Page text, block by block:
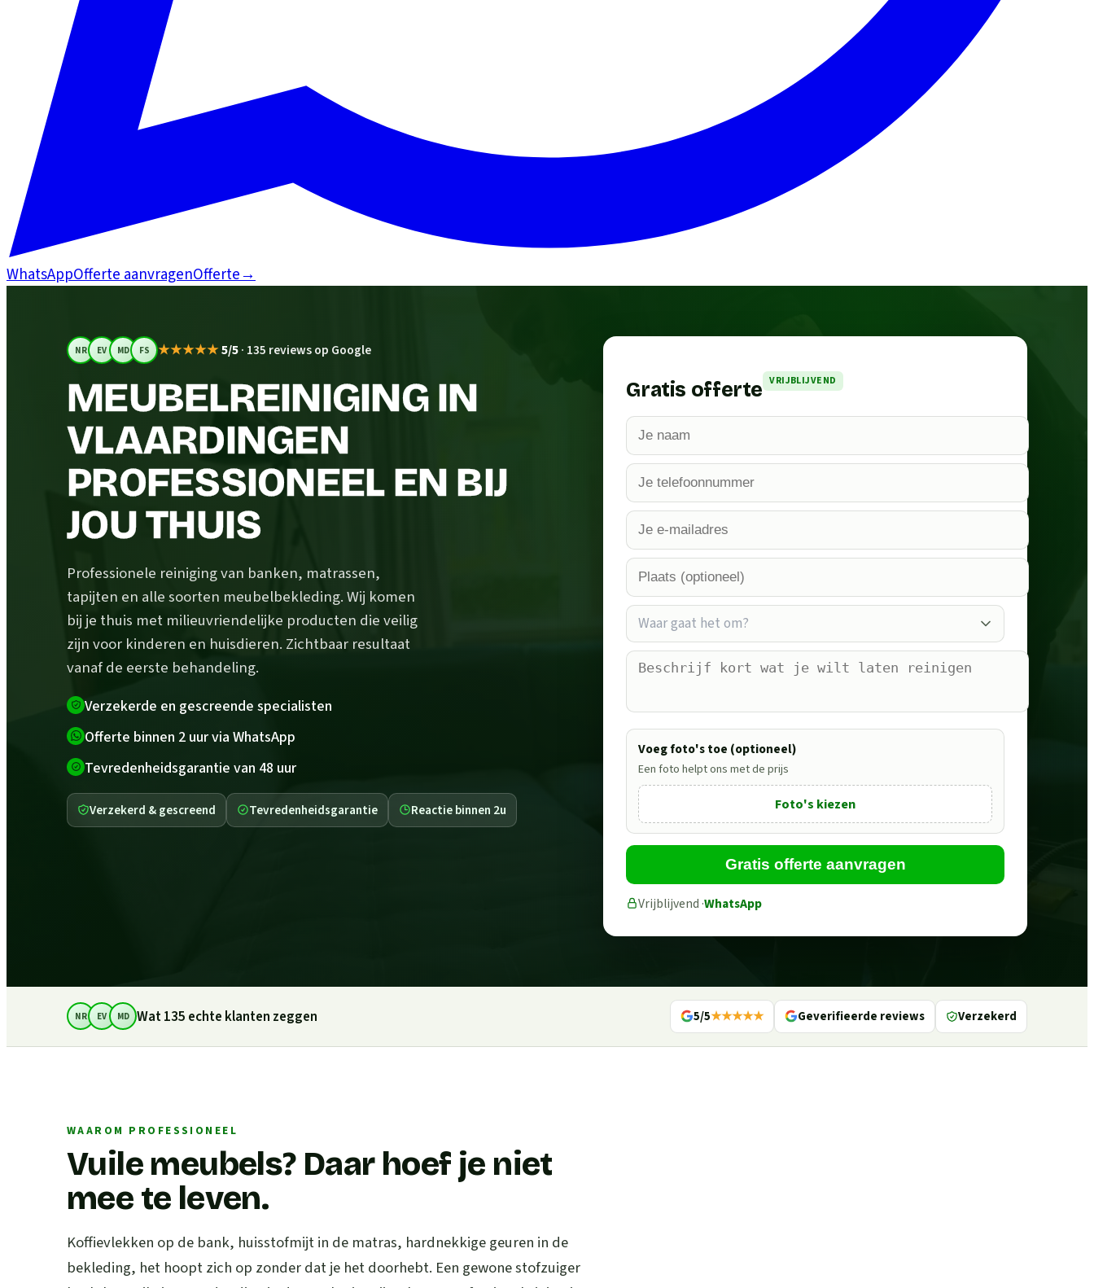
WhatsAppOfferte aanvragenOfferte→
NR EV MD FS ★★★★★5/5· 135 reviews op Google
MEUBELREINIGING IN
VLAARDINGEN
PROFESSIONEEL EN BIJ
JOU THUIS
Professionele reiniging van banken, matrassen,
tapijten en alle soorten meubelbekleding. Wij komen
bij je thuis met milieuvriendelijke producten die veilig
zijn voor kinderen en huisdieren. Zichtbaar resultaat
vanaf de eerste behandeling.
Verzekerde en gescreende specialisten
Offerte binnen 2 uur via WhatsApp
Tevredenheidsgarantie van 48 uur
Verzekerd & gescreend Tevredenheidsgarantie Reactie binnen 2u
Gratis offerte VRIJBLIJVEND
Waar gaat het om?
Voeg foto's toe (optioneel)
Een foto helpt ons met de prijs
Foto's kiezen
Gratis offerte aanvragen
Vrijblijvend ·WhatsApp
NR EV MD Wat 135 echte klanten zeggen 5/5★★★★★ Geverifieerde reviews Verzekerd
WAAROM PROFESSIONEEL
Vuile meubels? Daar hoef je niet
mee te leven.
Koffievlekken op de bank, huisstofmijt in de matras, hardnekkige geuren in de
bekleding, het hoopt zich op zonder dat je het doorhebt. Een gewone stofzuiger